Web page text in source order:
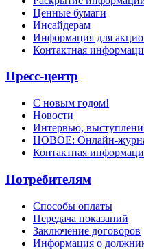
Ценные бумаги
Инсайдерам
Информация для
Контактная
Пресс-центр
С новым годом!
Новости
Интервью,
НОВОЕ: Онлайн-
Контактная
Потребителям
Способы оплаты
Передача показаний
Заключение договоров
Информация о